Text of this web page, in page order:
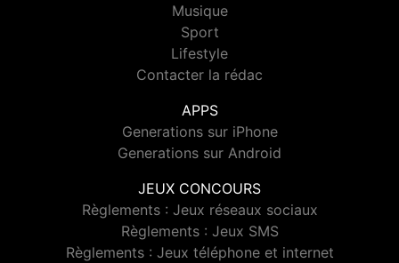
Musique
Sport
Lifestyle
Contacter la rédac
APPS
Generations sur iPhone
Generations sur Android
JEUX CONCOURS
Règlements : Jeux réseaux sociaux
Règlements : Jeux SMS
Règlements : Jeux téléphone et internet